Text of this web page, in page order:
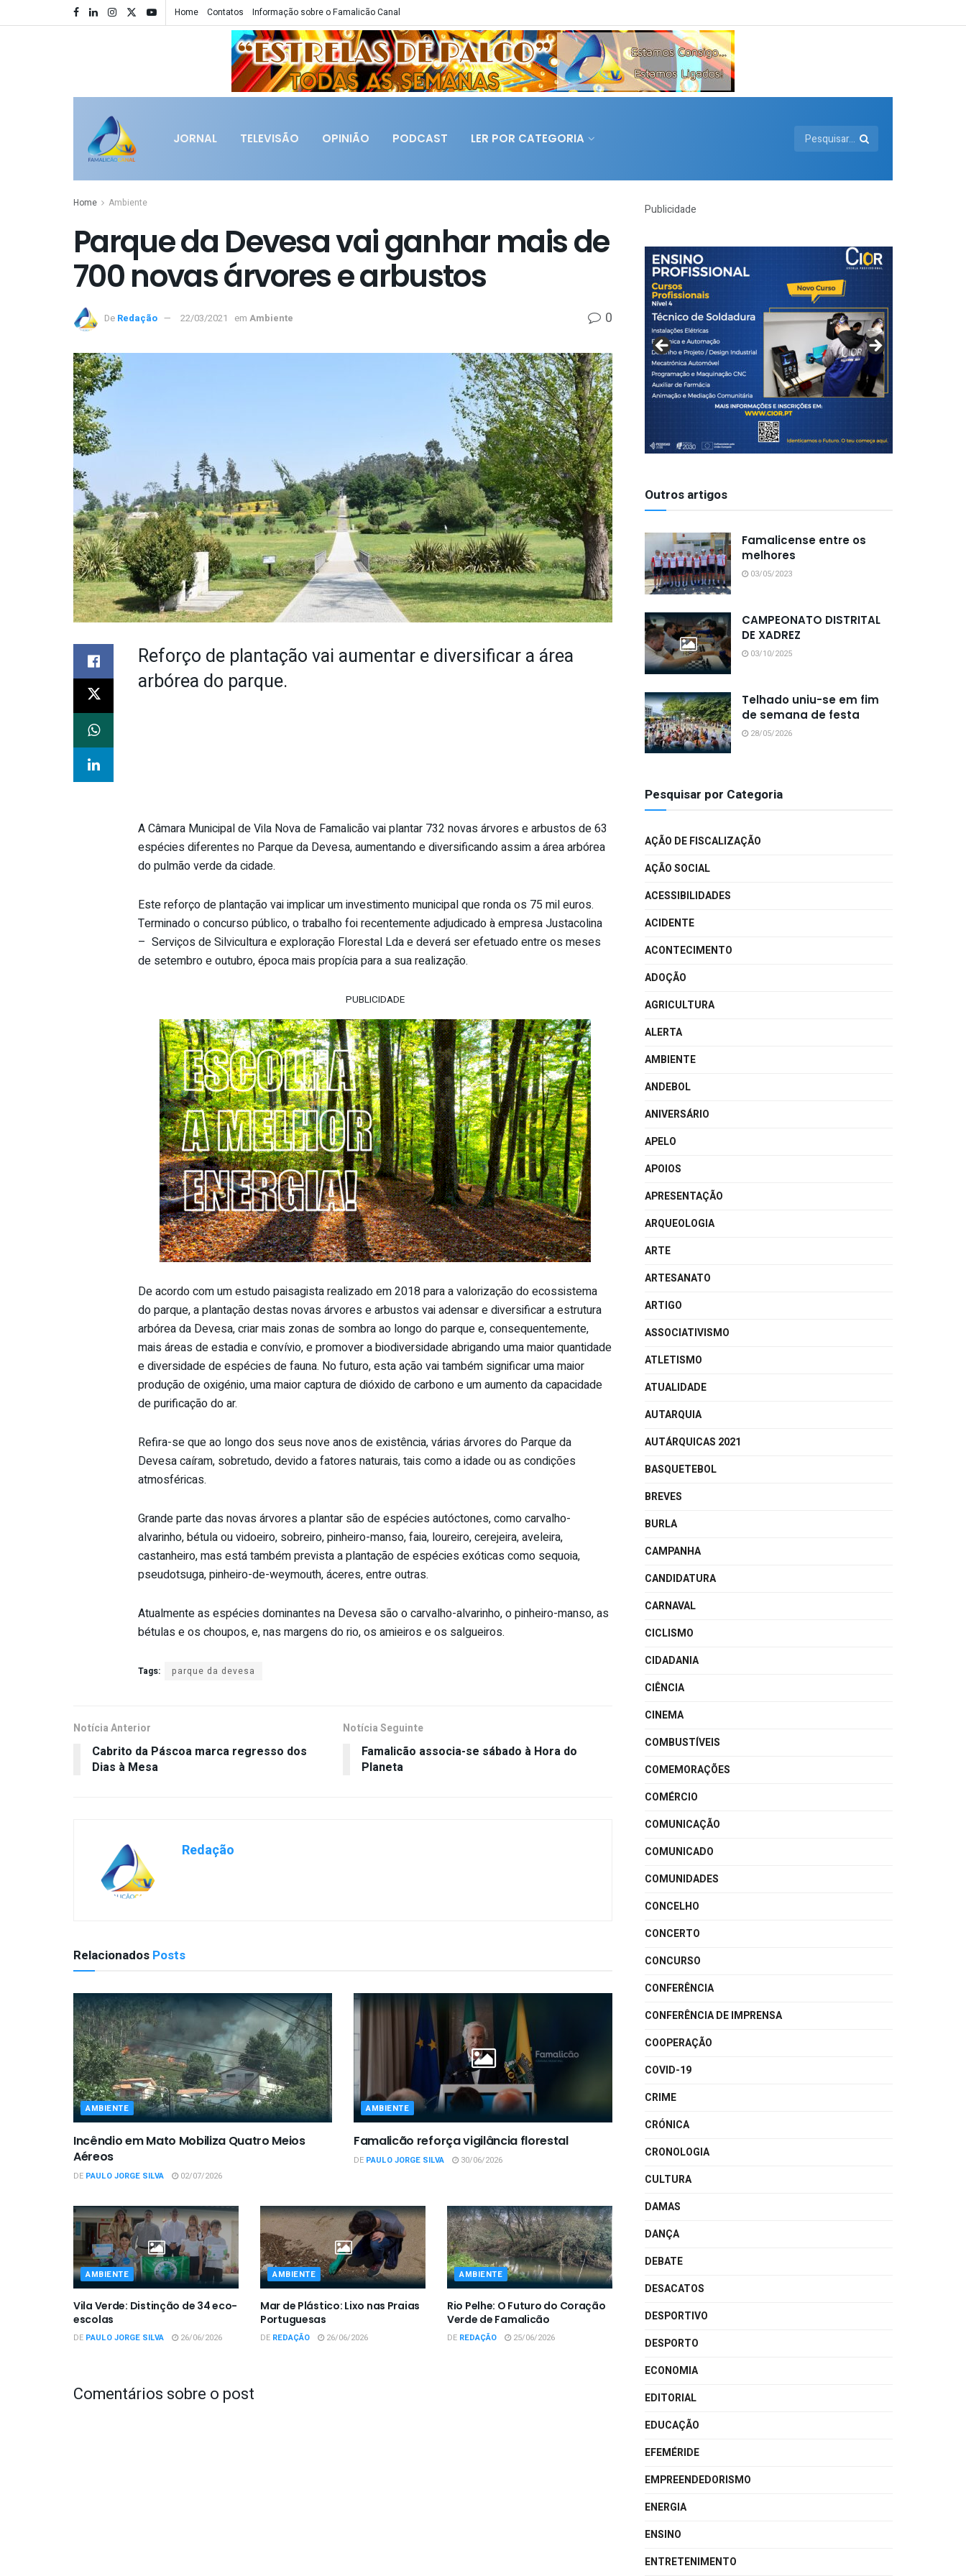
Home Contatos Informação sobre o Famalicão Canal
JORNAL TELEVISÃO OPINIÃO PODCAST LER POR CATEGORIA
Home Ambiente
Parque da Devesa vai ganhar mais de
700 novas árvores e arbustos
De Redação 22/03/2021 em Ambiente 0
Reforço de plantação vai aumentar e diversificar a área
arbórea do parque.
A Câmara Municipal de Vila Nova de Famalicão vai plantar 732 novas árvores e arbustos de 63
espécies diferentes no Parque da Devesa, aumentando e diversificando assim a área arbórea
do pulmão verde da cidade.
Este reforço de plantação vai implicar um investimento municipal que ronda os 75 mil euros.
Terminado o concurso público, o trabalho foi recentemente adjudicado à empresa Justacolina
– Serviços de Silvicultura e exploração Florestal Lda e deverá ser efetuado entre os meses
de setembro e outubro, época mais propícia para a sua realização.
PUBLICIDADE
De acordo com um estudo paisagista realizado em 2018 para a valorização do ecossistema
do parque, a plantação destas novas árvores e arbustos vai adensar e diversificar a estrutura
arbórea da Devesa, criar mais zonas de sombra ao longo do parque e, consequentemente,
mais áreas de estadia e convívio, e promover a biodiversidade abrigando uma maior quantidade
e diversidade de espécies de fauna. No futuro, esta ação vai também significar uma maior
produção de oxigénio, uma maior captura de dióxido de carbono e um aumento da capacidade
de purificação do ar.
Refira-se que ao longo dos seus nove anos de existência, várias árvores do Parque da
Devesa caíram, sobretudo, devido a fatores naturais, tais como a idade ou as condições
atmosféricas.
Grande parte das novas árvores a plantar são de espécies autóctones, como carvalho-
alvarinho, bétula ou vidoeiro, sobreiro, pinheiro-manso, faia, loureiro, cerejeira, aveleira,
castanheiro, mas está também prevista a plantação de espécies exóticas como sequoia,
pseudotsuga, pinheiro-de-weymouth, áceres, entre outras.
Atualmente as espécies dominantes na Devesa são o carvalho-alvarinho, o pinheiro-manso, as
bétulas e os choupos, e, nas margens do rio, os amieiros e os salgueiros.
Tags: parque da devesa
Notícia Anterior
Cabrito da Páscoa marca regresso dos
Dias à Mesa
Notícia Seguinte
Famalicão associa-se sábado à Hora do
Planeta
Redação
Relacionados Posts
AMBIENTE
Incêndio em Mato Mobiliza Quatro Meios
Aéreos
DE PAULO JORGE SILVA 02/07/2026
AMBIENTE
Famalicão reforça vigilância florestal
DE PAULO JORGE SILVA 30/06/2026
AMBIENTE
Vila Verde: Distinção de 34 eco-
escolas
DE PAULO JORGE SILVA 26/06/2026
AMBIENTE
Mar de Plástico: Lixo nas Praias
Portuguesas
DE REDAÇÃO 26/06/2026
AMBIENTE
Rio Pelhe: O Futuro do Coração
Verde de Famalicão
DE REDAÇÃO 25/06/2026
Comentários sobre o post
Publicidade
Outros artigos
Famalicense entre os
melhores
03/05/2023
CAMPEONATO DISTRITAL
DE XADREZ
03/10/2025
Telhado uniu-se em fim
de semana de festa
28/05/2026
Pesquisar por Categoria
AÇÃO DE FISCALIZAÇÃO
AÇÃO SOCIAL
ACESSIBILIDADES
ACIDENTE
ACONTECIMENTO
ADOÇÃO
AGRICULTURA
ALERTA
AMBIENTE
ANDEBOL
ANIVERSÁRIO
APELO
APOIOS
APRESENTAÇÃO
ARQUEOLOGIA
ARTE
ARTESANATO
ARTIGO
ASSOCIATIVISMO
ATLETISMO
ATUALIDADE
AUTARQUIA
AUTÁRQUICAS 2021
BASQUETEBOL
BREVES
BURLA
CAMPANHA
CANDIDATURA
CARNAVAL
CICLISMO
CIDADANIA
CIÊNCIA
CINEMA
COMBUSTÍVEIS
COMEMORAÇÕES
COMÉRCIO
COMUNICAÇÃO
COMUNICADO
COMUNIDADES
CONCELHO
CONCERTO
CONCURSO
CONFERÊNCIA
CONFERÊNCIA DE IMPRENSA
COOPERAÇÃO
COVID-19
CRIME
CRÓNICA
CRONOLOGIA
CULTURA
DAMAS
DANÇA
DEBATE
DESACATOS
DESPORTIVO
DESPORTO
ECONOMIA
EDITORIAL
EDUCAÇÃO
EFEMÉRIDE
EMPREENDEDORISMO
ENERGIA
ENSINO
ENTRETENIMENTO